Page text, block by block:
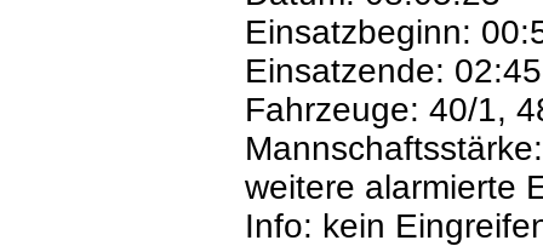
Einsatzbeginn:
Einsatzende: 02:45
Fahrzeuge: 40/1,
weitere alarmierte
Info: kein